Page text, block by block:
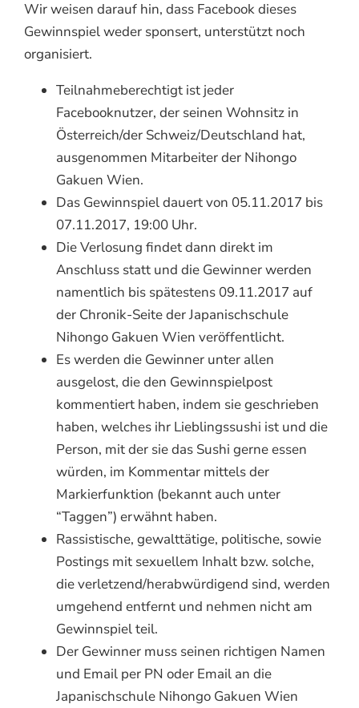
Wir weisen darauf hin, dass Facebook dieses
Gewinnspiel weder sponsert, unterstützt noch
organisiert.
Teilnahmeberechtigt ist jeder
Facebooknutzer, der seinen Wohnsitz in
Österreich/der Schweiz/Deutschland hat,
ausgenommen Mitarbeiter der Nihongo
Gakuen Wien.
Das Gewinnspiel dauert von 05.11.2017 bis
07.11.2017, 19:00 Uhr.
Die Verlosung findet dann direkt im
Anschluss statt und die Gewinner werden
namentlich bis spätestens 09.11.2017 auf
der Chronik-Seite der Japanischschule
Nihongo Gakuen Wien veröffentlicht.
Es werden die Gewinner unter allen
ausgelost, die den Gewinnspielpost
kommentiert haben, indem sie geschrieben
haben, welches ihr Lieblingssushi ist und die
Person, mit der sie das Sushi gerne essen
würden, im Kommentar mittels der
Markierfunktion (bekannt auch unter
“Taggen”) erwähnt haben.
Rassistische, gewalttätige, politische, sowie
Postings mit sexuellem Inhalt bzw. solche,
die verletzend/herabwürdigend sind, werden
umgehend entfernt und nehmen nicht am
Gewinnspiel teil.
Der Gewinner muss seinen richtigen Namen
und Email per PN oder Email an die
Japanischschule Nihongo Gakuen Wien